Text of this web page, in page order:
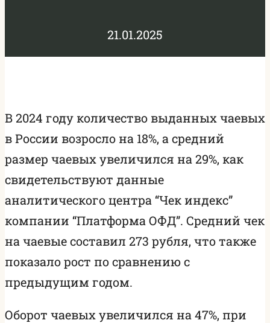
21.01.2025
В 2024 году количество выданных чаевых
в России возросло на 18%, а средний
размер чаевых увеличился на 29%, как
свидетельствуют данные
аналитического центра “Чек индекс”
компании “Платформа ОФД”. Средний чек
на чаевые составил 273 рубля, что также
показало рост по сравнению с
предыдущим годом.
Оборот чаевых увеличился на 47%, при